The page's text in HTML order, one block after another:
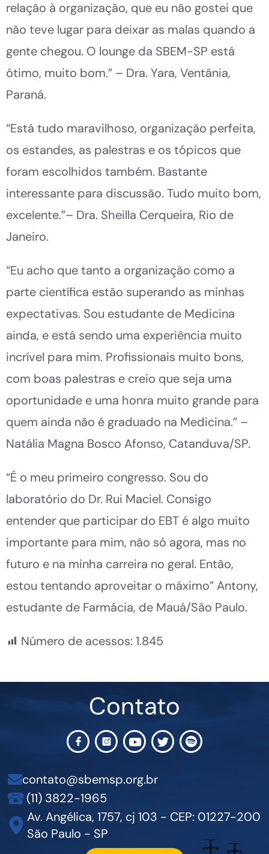
relação à organização, que eu não gostei que
não teve lugar para deixar as malas quando a
gente chegou. O lounge da SBEM-SP está
ótimo, muito bom.” – Dra. Yara, Ventânia,
Paraná.
“Está tudo maravilhoso, organização perfeita,
os estandes, as palestras e os tópicos que
foram escolhidos também. Bastante
interessante para discussão. Tudo muito bom,
excelente.”– Dra. Sheilla Cerqueira, Rio de
Janeiro.
“Eu acho que tanto a organização como a
parte científica estão superando as minhas
expectativas. Sou estudante de Medicina
ainda, e está sendo uma experiência muito
incrível para mim. Profissionais muito bons,
com boas palestras e creio que seja uma
oportunidade e uma honra muito grande para
quem ainda não é graduado na Medicina.” –
Natália Magna Bosco Afonso, Catanduva/SP.
“É o meu primeiro congresso. Sou do
laboratório do Dr. Rui Maciel. Consigo
entender que participar do EBT é algo muito
importante para mim, não só agora, mas no
futuro e na minha carreira no geral. Então,
estou tentando aproveitar o máximo” Antony,
estudante de Farmácia, de Mauá/São Paulo.
Número de acessos: 1.845
Contato
contato@sbemsp.org.br
(11) 3822-1965
Av. Angélica, 1757, cj 103 - CEP: 01227-200
São Paulo - SP